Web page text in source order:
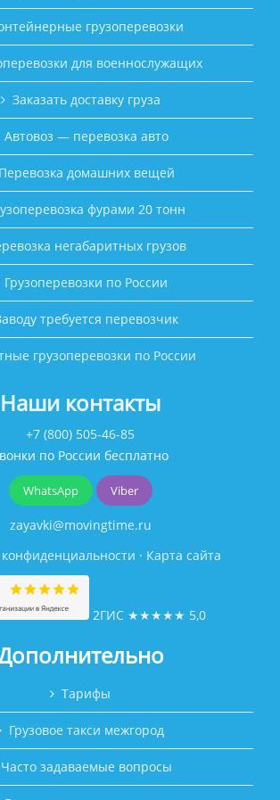
грузоперевозки
для военнослужащих
Заказать доставку груза
Автовоз — перевозка авто
Перевозка домашних вещей
фурами 20 тонн
негабаритных грузов
Грузоперевозки по России
требуется перевозчик
грузоперевозки по России
Наши контакты
+7 (800) 505-46-85
по России бесплатно
WhatsApp Viber
zayavki@movingtime.ru
· Карта сайта
2ГИС ★★★★★ 5,0
Тарифы
Грузовое такси межгород
Часто задаваемые вопросы